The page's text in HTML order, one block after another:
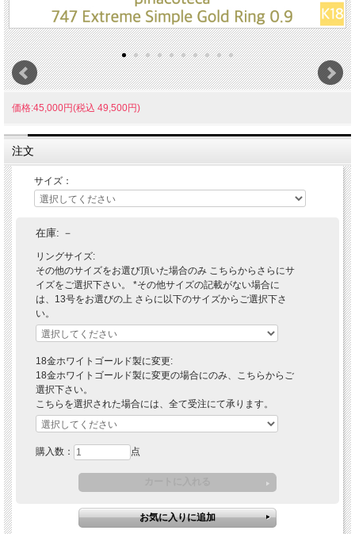
価格:45,000円(税込 49,500円)
注文
サイズ：
在庫: －
リングサイズ:
その他のサイズをお選び頂いた場合のみ こちらからさらにサ
イズをご選択下さい。 *その他サイズの記載がない場合に
は、13号をお選びの上 さらに以下のサイズからご選択下さ
い。
18金ホワイトゴールド製に変更:
18金ホワイトゴールド製に変更の場合にのみ、こちらからご
選択下さい。
こちらを選択された場合には、全て受注にて承ります。
購入数： 点